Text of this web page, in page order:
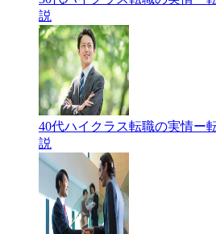
説
40代ハイクラス転職の実情ー
説